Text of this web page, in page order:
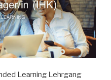
Learning Lehrgang